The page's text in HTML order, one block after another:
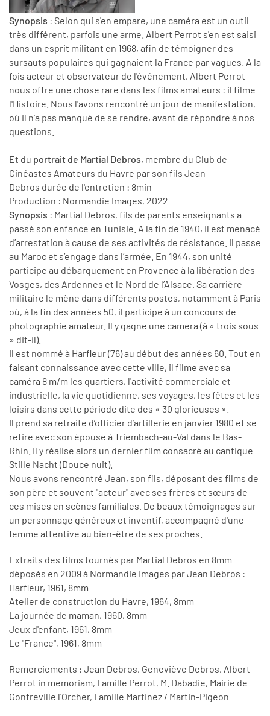
Synopsis : Selon qui s'en empare, une caméra est un outil
très différent, parfois une arme. Albert Perrot s'en est saisi
dans un esprit militant en 1968, afin de témoigner des
sursauts populaires qui gagnaient la France par vagues. A la
fois acteur et observateur de l'événement, Albert Perrot
nous offre une chose rare dans les films amateurs : il filme
l'Histoire. Nous l'avons rencontré un jour de manifestation,
où il n'a pas manqué de se rendre, avant de répondre à nos
questions.
Et du portrait de Martial Debros, membre du Club de
Cinéastes Amateurs du Havre par son fils Jean
Debros durée de l'entretien : 8min
Production : Normandie Images, 2022
Synopsis : Martial Debros, fils de parents enseignants a
passé son enfance en Tunisie. A la fin de 1940, il est menacé
d’arrestation à cause de ses activités de résistance. Il passe
au Maroc et s’engage dans l’armée. En 1944, son unité
participe au débarquement en Provence à la libération des
Vosges, des Ardennes et le Nord de l’Alsace. Sa carrière
militaire le mène dans différents postes, notamment à Paris
où, à la fin des années 50, il participe à un concours de
photographie amateur. Il y gagne une camera (à « trois sous
» dit-il).
Il est nommé à Harfleur (76) au début des années 60. Tout en
faisant connaissance avec cette ville, il filme avec sa
caméra 8 m/m les quartiers, l'activité commerciale et
industrielle, la vie quotidienne, ses voyages, les fêtes et les
loisirs dans cette période dite des « 30 glorieuses ».
Il prend sa retraite d’officier d’artillerie en janvier 1980 et se
retire avec son épouse à Triembach-au-Val dans le Bas-
Rhin. Il y réalise alors un dernier film consacré au cantique
Stille Nacht (Douce nuit).
Nous avons rencontré Jean, son fils, déposant des films de
son père et souvent "acteur" avec ses frères et sœurs de
ces mises en scènes familiales. De beaux témoignages sur
un personnage généreux et inventif, accompagné d'une
femme attentive au bien-être de ses proches.
Extraits des films tournés par Martial Debros en 8mm
déposés en 2009 à Normandie Images par Jean Debros :
Harfleur, 1961, 8mm
Atelier de construction du Havre, 1964, 8mm
La journée de maman, 1960, 8mm
Jeux d'enfant, 1961, 8mm
Le "France", 1961, 8mm
Remerciements : Jean Debros, Geneviève Debros, Albert
Perrot in memoriam, Famille Perrot, M. Dabadie, Mairie de
Gonfreville l'Orcher, Famille Martinez / Martin-Pigeon